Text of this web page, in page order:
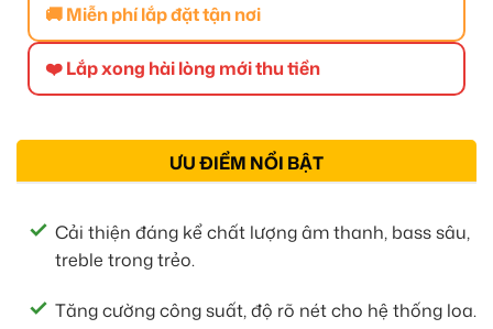
🚚 Miễn phí lắp đặt tận nơi
❤️ Lắp xong hài lòng mới thu tiền
ƯU ĐIỂM NỔI BẬT
Cải thiện đáng kể chất lượng âm thanh, bass sâu,
treble trong trẻo.
Tăng cường công suất, độ rõ nét cho hệ thống loa.